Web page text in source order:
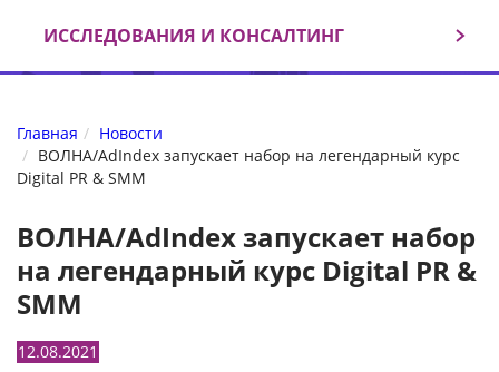
ИССЛЕДОВАНИЯ И КОНСАЛТИНГ
Главная
Новости
ВОЛНА/AdIndex запускает набор на легендарный курс
Digital PR & SMM
ВОЛНА/AdIndex запускает набор
на легендарный курс Digital PR &
SMM
12.08.2021